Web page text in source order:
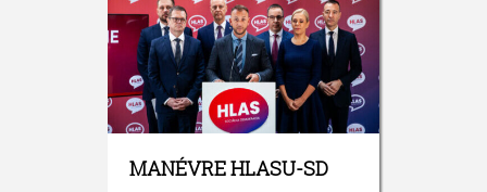
MANÉVRE HLASU-SD